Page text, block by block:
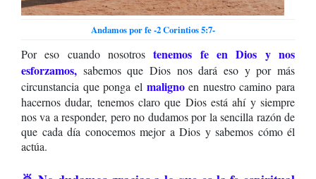
Andamos por fe -2 Corintios 5:7-
Por eso cuando nosotrostenemos fe en Dios y nos
esforzamos, sabemos que Dios nos dará eso y por más
circunstancia que ponga el malignoen nuestro camino para
hacernos dudar, tenemos claro que Dios está ahí y siempre
nos va a responder, pero no dudamos por la sencilla razón de
que cada día conocemos mejor a Dios y sabemos cómo él
actúa.